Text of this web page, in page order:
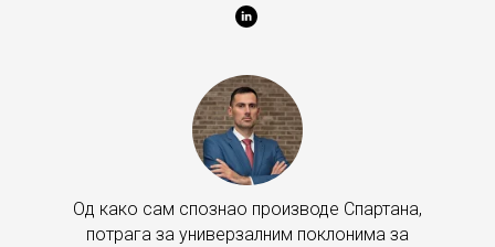
Од како сам спознао производе Спартана,
потрага за универзалним поклонима за